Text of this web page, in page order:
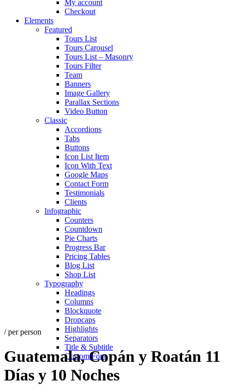
My account
Checkout
Elements
Featured
Tours List
Tours Carousel
Tours List – Masonry
Tours Filter
Team
Banners
Image Gallery
Parallax Sections
Video Button
Classic
Accordions
Tabs
Buttons
Icon List Item
Icon With Text
Google Maps
Contact Form
Testimonials
Clients
Infographic
Counters
Countdown
Pie Charts
Progress Bar
Pricing Tables
Blog List
Shop List
Typography
Headings
Columns
Blockquote
Dropcaps
Highlights
Separators
Title & Subtitle
Custom Font
/ per person
Guatemala,Copán y Roatán 11
Días y 10 Noches